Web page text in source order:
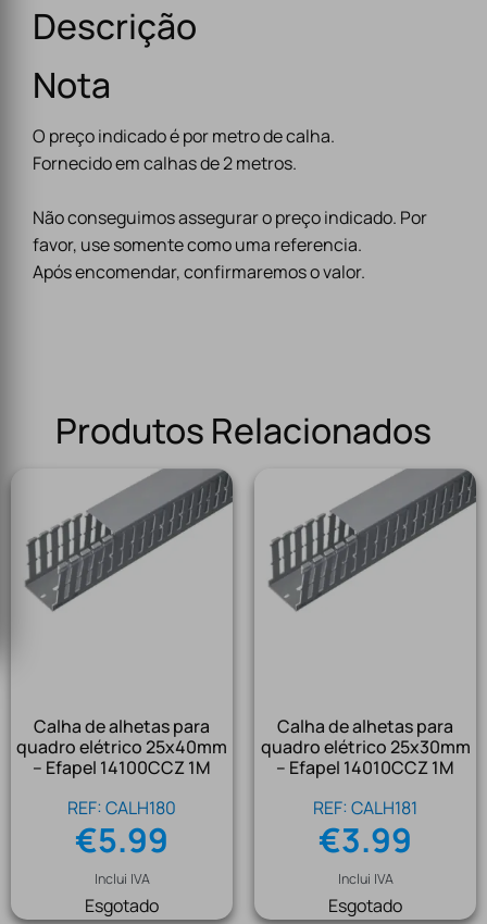
Descrição
Nota
O preço indicado é por metro de calha.
Fornecido em calhas de 2 metros.
Não conseguimos assegurar o preço indicado. Por
favor, use somente como uma referencia.
Após encomendar, confirmaremos o valor.
Produtos Relacionados
Calha de alhetas para
quadro elétrico 25x40mm
– Efapel 14100CCZ 1M
REF: CALH180
€5.99
Inclui IVA
Esgotado
Calha de alhetas para
quadro elétrico 25x30mm
– Efapel 14010CCZ 1M
REF: CALH181
€3.99
Inclui IVA
Esgotado